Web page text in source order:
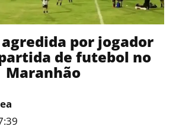
por jogador
de futebol no
Maranhão